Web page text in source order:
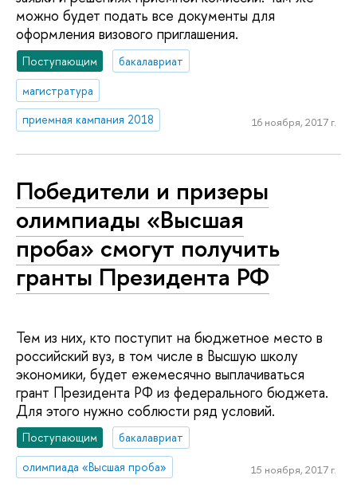
можно будет подать все документы для
оформления визового приглашения.
Поступающим
бакалавриат
магистратура
приемная кампания 2018
16 ноября, 2017 г.
Победители и призеры
олимпиады «Высшая
проба» смогут получить
гранты Президента РФ
Тем из них, кто поступит на бюджетное место в
российский вуз, в том числе в Высшую школу
экономики, будет ежемесячно выплачиваться
грант Президента РФ из федерального бюджета.
Для этого нужно соблюсти ряд условий.
Поступающим
бакалавриат
олимпиада «Высшая проба»
15 ноября, 2017 г.